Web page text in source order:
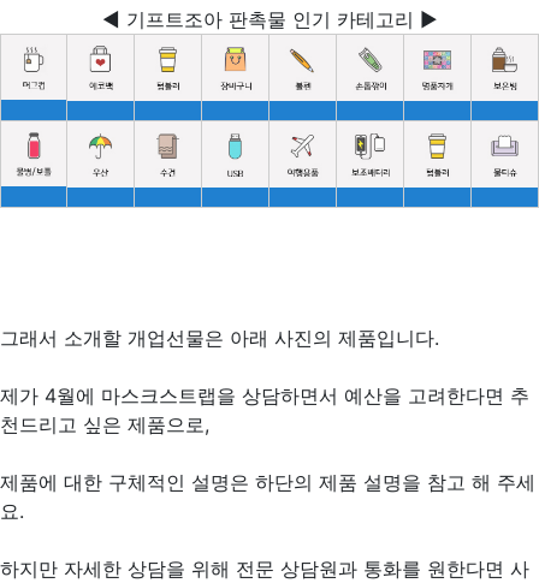
◀ 기프트조아 판촉물 인기 카테고리 ▶
그래서 소개할 개업선물은 아래 사진의 제품입니다.
제가 4월에 마스크스트랩을 상담하면서 예산을 고려한다면 추
천드리고 싶은 제품으로,
제품에 대한 구체적인 설명은 하단의 제품 설명을 참고 해 주세
요.
하지만 자세한 상담을 위해 전문 상담원과 통화를 원한다면 사